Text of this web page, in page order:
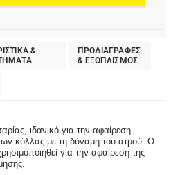
&
ΠΡΟΔΙΑΓΡΑΦΕΣ
& EΞΟΠΛΙΣΜΟΣ
ιδανικό για την αφαίρεση
κόλλας με τη δύναμη του ατμού. Ο
για την αφαίρεση της